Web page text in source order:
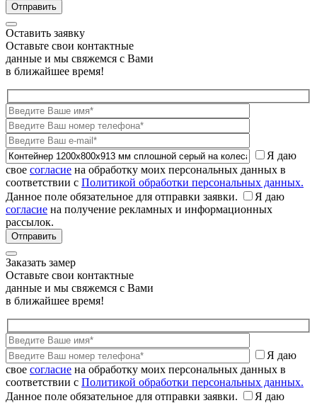
Оставить заявку
Оставьте свои контактные
данные и мы свяжемся с Вами
в ближайшее время!
Я даю
свое согласие на обработку моих персональных данных в
соответствии с Политикой обработки персональных данных.
Данное поле обязательное для отправки заявки.
Я даю
согласие на получение рекламных и информационных
рассылок.
Заказать замер
Оставьте свои контактные
данные и мы свяжемся с Вами
в ближайшее время!
Я даю
свое согласие на обработку моих персональных данных в
соответствии с Политикой обработки персональных данных.
Данное поле обязательное для отправки заявки.
Я даю